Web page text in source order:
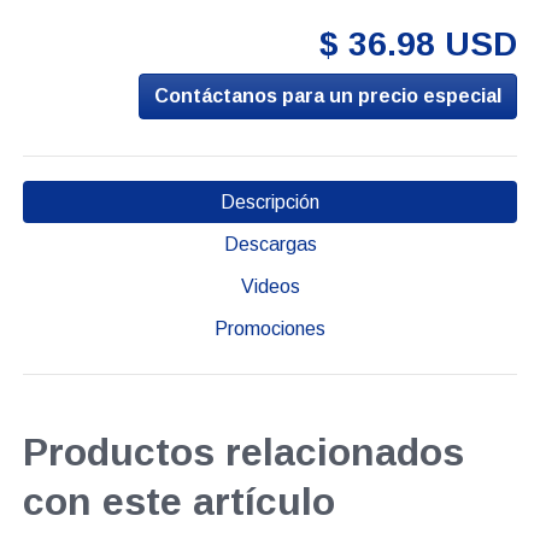
$ 36.98 USD
Contáctanos para un precio especial
Descripción
Descargas
Videos
Promociones
Productos relacionados
con este artículo